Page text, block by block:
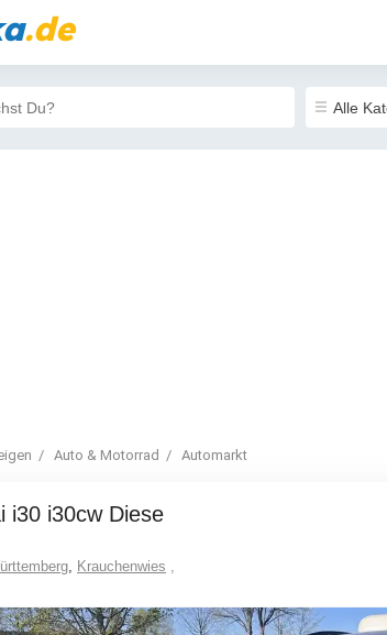
.de
Auto & Motorrad Automarkt
i30 i30cw Diese
, Krauchenwies ,